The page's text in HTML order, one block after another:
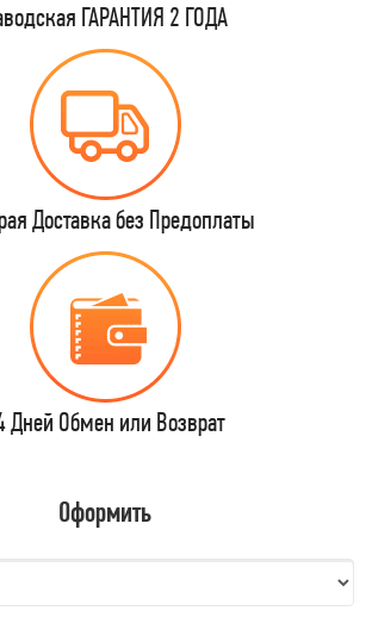
ГАРАНТИЯ 2 ГОДА
Доставка без Предоплаты
Дней Обмен или Возврат
Оформить